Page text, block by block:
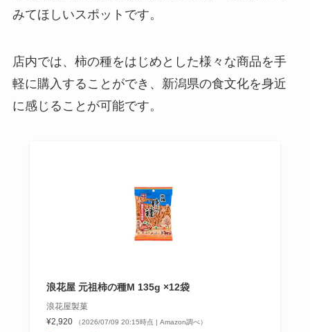
みてほしいスポットです。
店内では、柿の種をはじめとした様々な商品を手
軽に購入することができ、新潟県の食文化を身近
に感じることが可能です。
浪花屋 元祖柿の種M 135g ×12袋
浪花屋製菓
¥2,920
（2026/07/09 20:15時点 | Amazon調べ）